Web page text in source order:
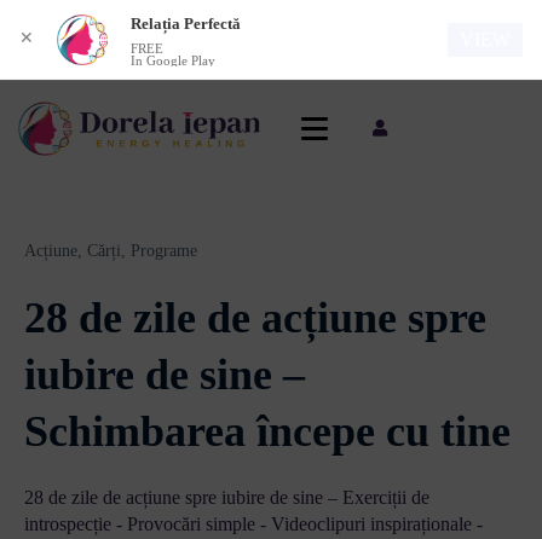
Acțiune, Cărți, Programe
28 de zile de acțiune spre
iubire de sine –
Schimbarea începe cu tine
28 de zile de acțiune spre iubire de sine – Exerciții de
introspecție - Provocări simple - Videoclipuri inspiraționale -
✕
Relația Perfectă
FREE
In Google Play